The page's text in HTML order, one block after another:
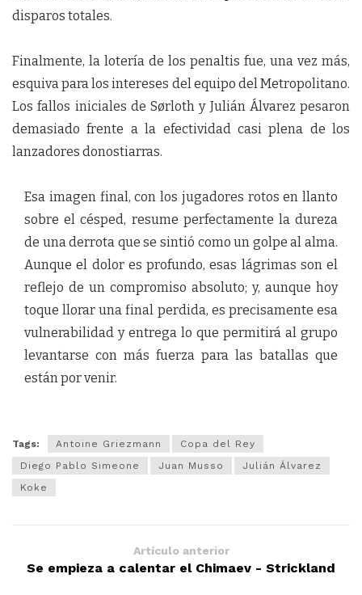
disparos totales.
Finalmente, la lotería de los penaltis fue, una vez más,
esquiva para los intereses del equipo del Metropolitano.
Los fallos iniciales de Sørloth y Julián Álvarez pesaron
demasiado frente a la efectividad casi plena de los
lanzadores donostiarras.
Esa imagen final, con los jugadores rotos en llanto
sobre el césped, resume perfectamente la dureza
de una derrota que se sintió como un golpe al alma.
Aunque el dolor es profundo, esas lágrimas son el
reflejo de un compromiso absoluto; y, aunque hoy
toque llorar una final perdida, es precisamente esa
vulnerabilidad y entrega lo que permitirá al grupo
levantarse con más fuerza para las batallas que
están por venir.
Tags: Antoine Griezmann
Copa del Rey
Diego Pablo Simeone
Juan Musso
Julián Álvarez
Koke
Artículo anterior
Se empieza a calentar el Chimaev - Strickland